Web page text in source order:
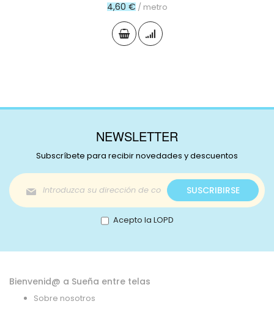
4,60 € / metro
NEWSLETTER
Subscríbete para recibir novedades y descuentos
Inscríbase
a
nuestro
boletín
de
SUSCRIBIRSE
Acepto la LOPD
Bienvenid@ a Sueña entre telas
Sobre nosotros